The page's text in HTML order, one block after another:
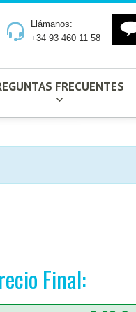
Llámanos:
+34 93 460 11 58
FRECUENTES
Final: